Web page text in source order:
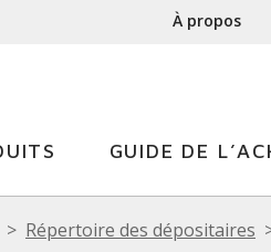
À propos
GUIDE DE
Répertoire des dépositaires